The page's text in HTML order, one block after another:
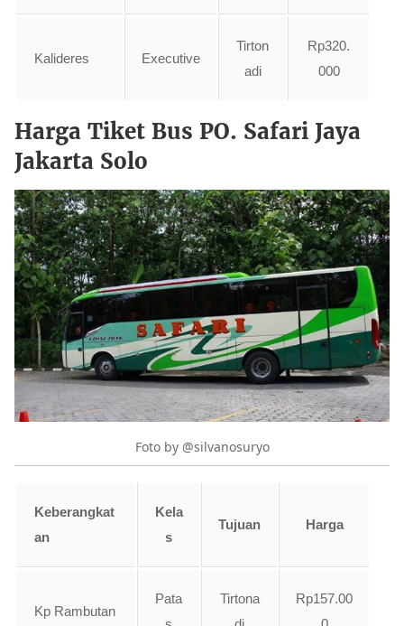
Kalideres Executive
Tirton
adi
Rp320.
000
Harga Tiket Bus PO. Safari Jaya
Jakarta Solo
Foto by @silvanosuryo
Keberangkat
an
Kela
s
Tujuan Harga
Kp Rambutan
Pata
Tirtona
Rp157.00